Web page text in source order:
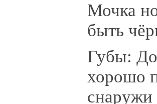
Мочка
быть
Губы:
хорошо
снаружи